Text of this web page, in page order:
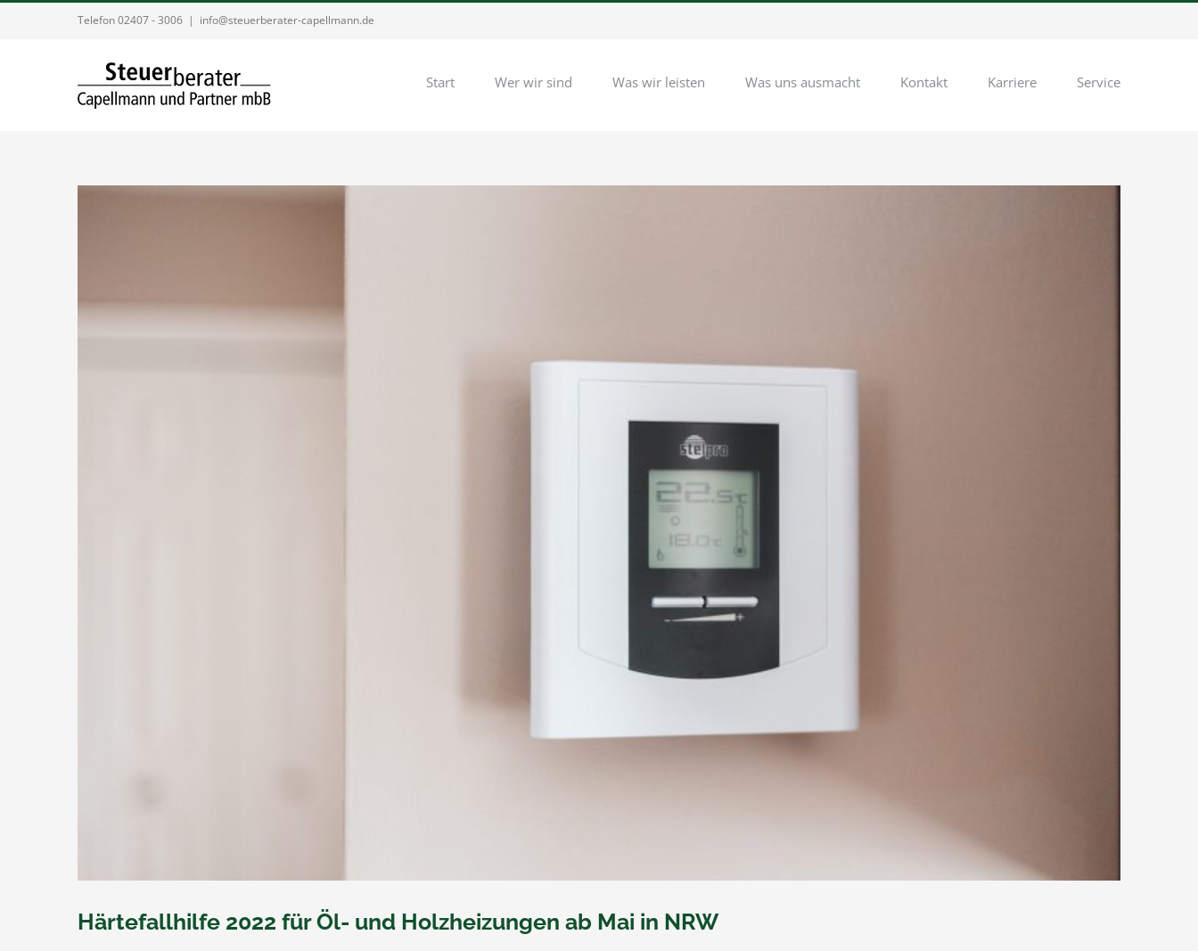
Telefon 02407 - 3006 | info@steuerberater-capellmann.de
Start Wer wir sind Was wir leisten Was uns ausmacht Kontakt Karriere Service
Härtefallhilfe 2022 für Öl- und Holzheizungen ab Mai in NRW